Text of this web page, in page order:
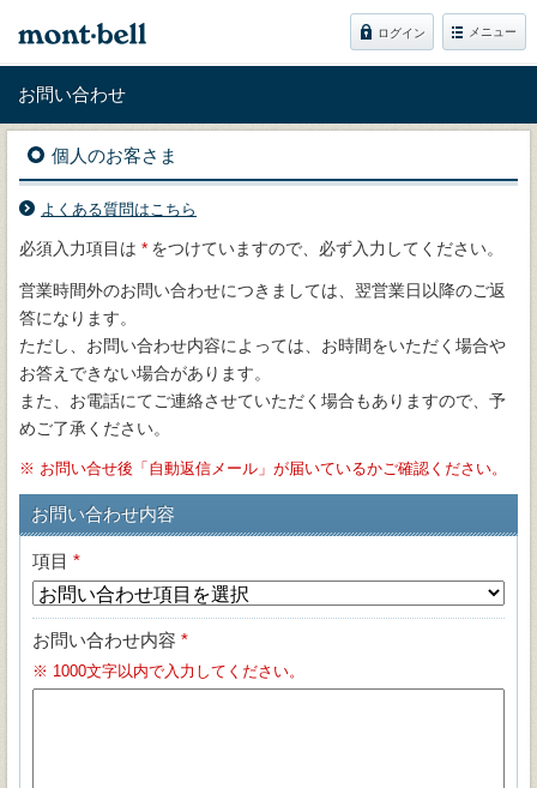
ログイン メニュー
お問い合わせ
個人のお客さま
よくある質問はこちら
必須入力項目は * をつけていますので、必ず入力してください。
営業時間外のお問い合わせにつきましては、翌営業日以降のご返
答になります。
ただし、お問い合わせ内容によっては、お時間をいただく場合や
お答えできない場合があります。
また、お電話にてご連絡させていただく場合もありますので、予
めご了承ください。
※ お問い合せ後「自動返信メール」が届いているかご確認ください。
お問い合わせ内容
項目 *
お問い合わせ内容 *
※ 1000文字以内で入力してください。